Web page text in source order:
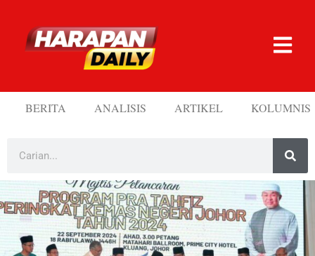
BERITA ANALISIS ARTIKEL KOLUMNIS